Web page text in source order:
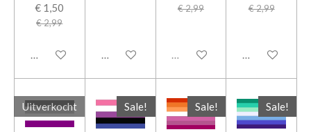
€ 1,50
€ 2,99
In winkelwagen In winkelwagen
€ 2,99
Uitverkocht
€ 2,99
In
Uitverkocht Sale! Sale! Sale!